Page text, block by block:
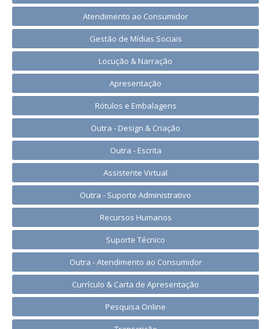
Atendimento ao Consumidor
Gestão de Mídias Sociais
Locução & Narração
Apresentação
Rótulos e Embalagens
Outra - Design & Criação
Outra - Escrita
Assistente Virtual
Outra - Suporte Administrativo
Recursos Humanos
Suporte Técnico
Outra - Atendimento ao Consumidor
Currículo & Carta de Apresentação
Pesquisa Online